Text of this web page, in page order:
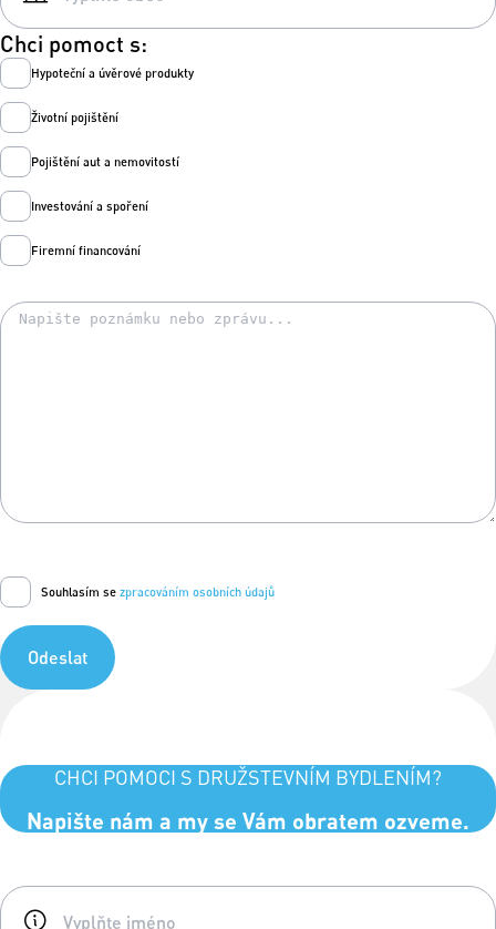
Chci pomoct s:
Hypoteční a úvěrové produkty
Životní pojištění
Pojištění aut a nemovitostí
Investování a spoření
Firemní financování
Souhlasím se zpracováním osobních údajů
Odeslat
CHCI POMOCI S DRUŽSTEVNÍM BYDLENÍM?
Napište nám a my se Vám obratem ozveme.